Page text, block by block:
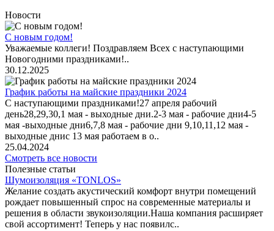
Новости
С новым годом!
Уважаемые коллеги! Поздравляем Всех с наступающими
Новогодними праздниками!..
30.12.2025
График работы на майские праздники 2024
С наступающими праздниками!27 апреля рабочий
день28,29,30,1 мая - выходные дни.2-3 мая - рабочие дни4-5
мая -выходные дни6,7,8 мая - рабочие дни 9,10,11,12 мая -
выходные днис 13 мая работаем в о..
25.04.2024
Смотреть все новости
Полезные статьи
Шумоизоляция «TONLOS»
Желание создать акустический комфорт внутри помещений
рождает повышенный спрос на современные материалы и
решения в области звукоизоляции.Наша компания расширяет
свой ассортимент! Теперь у нас появилс..